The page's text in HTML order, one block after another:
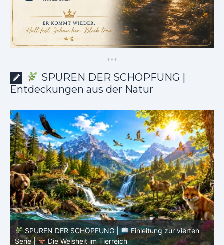
***
SPUREN DER SCHÖPFUNG |
Entdeckungen aus der Natur
SPUREN DER SCHÖPFUNG |
Episode 8 – Leben im
Verborgenen – Was Fische uns lehren |
Leben im
Verborgenen – Die Welt der Fische